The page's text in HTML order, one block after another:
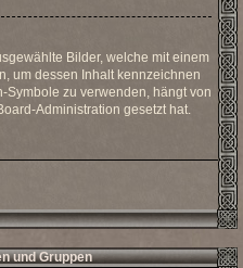
Bilder, welche mit einem
um dessen Inhalt kennzeichnen
Symbole zu verwenden, hängt von
Administration gesetzt hat.
und Gruppen